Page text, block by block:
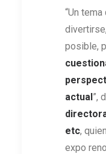
“Un
posible,
actual”,
etc,
expo